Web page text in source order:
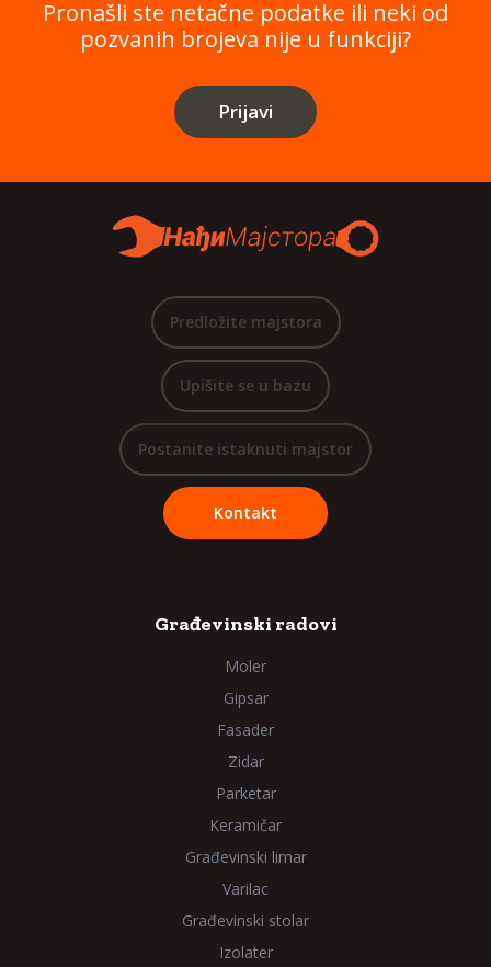
Pronašli ste netačne podatke ili neki od
pozvanih brojeva nije u funkciji?
Prijavi
Predložite majstora
Upišite se u bazu
Postanite istaknuti majstor
Kontakt
Građevinski radovi
Moler
Gipsar
Fasader
Zidar
Parketar
Keramičar
Građevinski limar
Varilac
Građevinski stolar
Izolater